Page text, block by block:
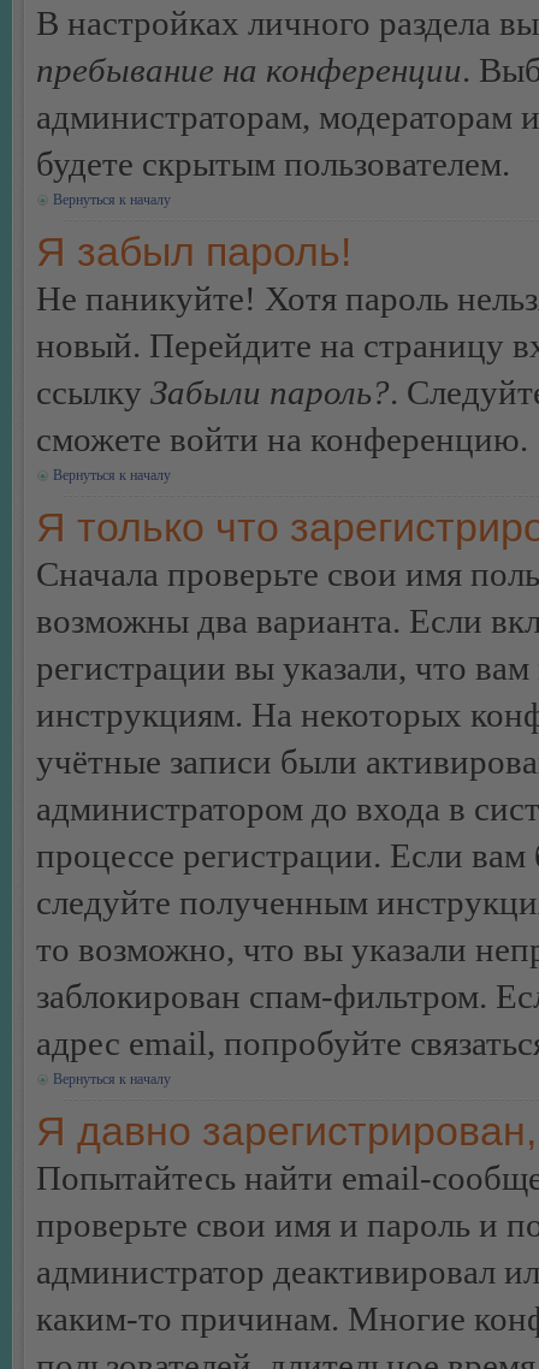
В настройках личного раздела
пребывание на конференции.
администраторам, модераторам
будете скрытым пользователем.
Вернуться к началу
Я забыл пароль!
Не паникуйте! Хотя пароль
новый. Перейдите на страницу
ссылку Забыли пароль?.
сможете войти на конференцию.
Вернуться к началу
Я только что
Сначала проверьте свои имя
возможны два варианта. Если
регистрации вы указали, что
инструкциям. На некоторых
учётные записи были
администратором до входа в
процессе регистрации. Если
следуйте полученным
то возможно, что вы указали
заблокирован спам-фильтром.
адрес email, попробуйте
Вернуться к началу
Я давно
Попытайтесь найти email-
проверьте свои имя и пароль и
администратор деактивировал
каким-то причинам. Многие